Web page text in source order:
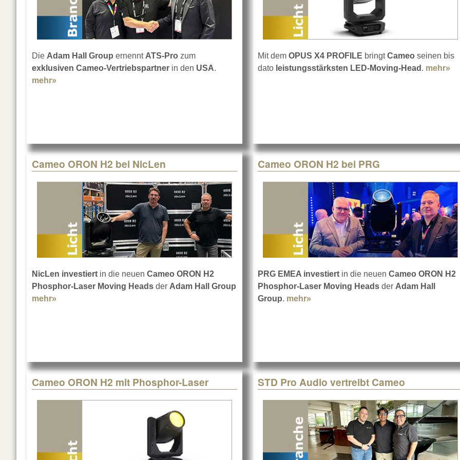
Die Adam Hall Group ernennt ATS-Pro zum
exklusiven Cameo-Vertriebspartner in den USA.
mehr»
Mit dem OPUS X4 PROFILE bringtCameo seinen bis
dato leistungsstärksten LED-Moving-Head . mehr»
Cameo ORON H2 bei NicLen
NicLen investiert in die neuen Cameo ORON H2
Phosphor-Laser Moving Heads der Adam Hall Group
mehr»
Cameo ORON H2 bei PRG
PRG EMEA investiert in die neuen Cameo ORON H2
Phosphor-Laser Moving Heads der Adam Hall
Group. mehr»
Cameo ORON H2 mit Phosphor-Laser STD Pro Audio vertreibt Cameo